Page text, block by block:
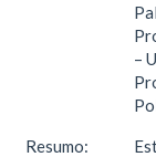
–
Resumo: